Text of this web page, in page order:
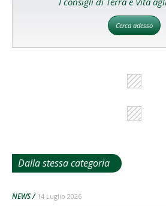
Cerca adesso
Dalla stessa categoria
NEWS 14 Luglio 2026